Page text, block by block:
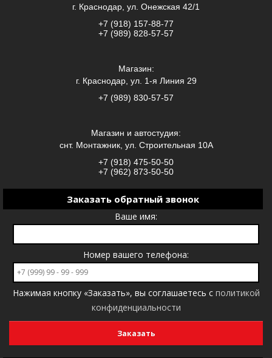
г. Краснодар, ул. Онежская 42/1
+7 (918) 157-88-77
+7 (989) 828-57-57
Магазин:
г. Краснодар, ул. 1-я Линия 29
+7 (989) 830-57-57
Магазин и автостудия:
снт. Монтажник, ул. Строительная 10А
+7 (918) 475-50-50
+7 (962) 873-50-50
Заказать обратный звонок
Ваше имя:
Номер вашего телефона:
Нажимая кнопку «Заказать», вы соглашаетесь с политикой
конфиденциальности